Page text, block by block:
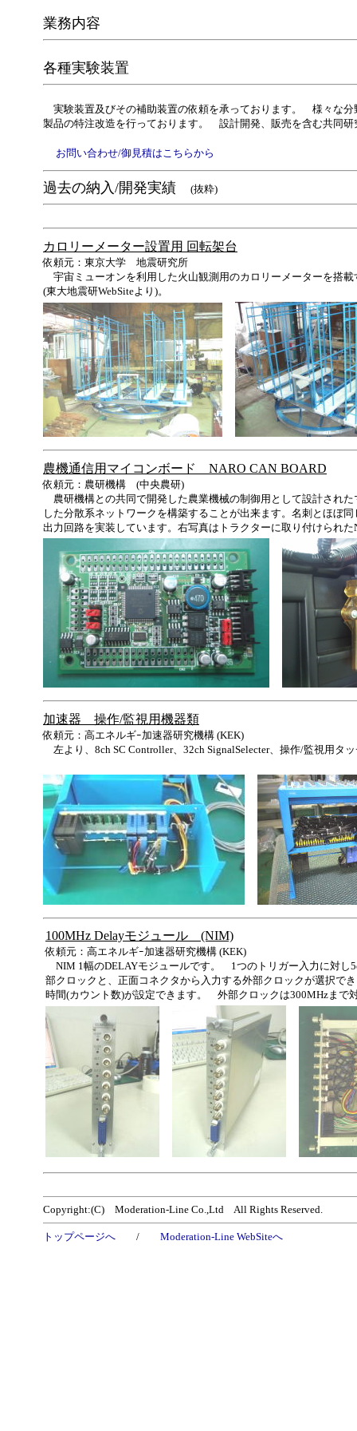
業務内容
各種実験装置
実験装置及びその補助装置の依頼を承っております。 様々な分
製品の特注改造を行っております。 設計開発、販売を含む共同
お問い合わせ/御見積はこちらから
過去の納入/開発実績 (抜粋)
カロリーメーター設置用 回転架台
依頼元：東京大学 地震研究所
宇宙ミューオンを利用した火山観測用のカロリーメーターを搭
(東大地震研WebSiteより)。
農機通信用マイコンボード NARO CAN BOARD
依頼元：農研機構 (中央農研)
農研機構との共同で開発した農業機械の制御用として設計され
した分散系ネットワークを構築することが出来ます。名刺とほぼ
出力回路を実装しています。右写真はトラクターに取り付けられた
加速器 操作/監視用機器類
依頼元：高エネルギｰ加速器研究機構 (KEK)
左より、8ch SC Controller、32ch SignalSelecter、操作/監視用タ
100MHz Delayモジュール (NIM)
依頼元：高エネルギｰ加速器研究機構 (KEK)
NIM 1幅のDELAYモジュールです。 1つのトリガー入力に対し
部クロックと、正面コネクタから入力する外部クロックが選択で
時間(カウント数)が設定できます。 外部クロックは300MHzまで
Copyright:(C) Moderation-Line Co.,Ltd All Rights Reserved.
トップページへ / Moderation-Line WebSiteへ